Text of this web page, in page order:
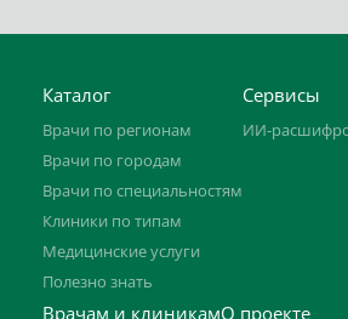
Каталог
Врачи по регионам
Врачи по городам
Врачи по специальностям
Клиники по типам
Медицинские услуги
Полезно знать
Сервисы
ИИ-
Врачам и клиникамО проекте